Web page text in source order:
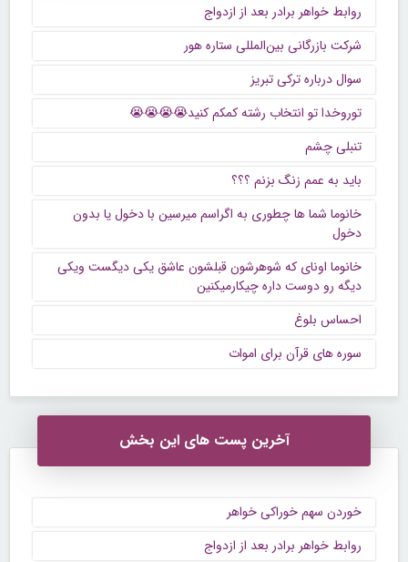
روابط خواهر برادر بعد از ازدواج
شرکت بازرگانی بین‌المللی ستاره هور
سوال درباره ترکی تبریز
توروخدا تو انتخاب رشته کمکم کنید😭😭😭😭
تنبلی چشم
باید به عمم زنگ بزنم ؟؟؟
خانوما شما ها چطوری به اگراسم میرسین با دخول یا بدون
دخول
خانوما اونای که شوهرشون قبلشون عاشق یکی دیگست ویکی
دیگه رو دوست داره چیکارمیکنین
احساس بلوغ
سوره های قرآن برای اموات
آخرین پست های این بخش
خوردن سهم خوراکی خواهر
روابط خواهر برادر بعد از ازدواج